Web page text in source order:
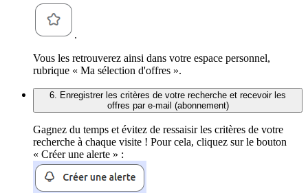
.
Vous les retrouverez ainsi dans votre espace personnel,
rubrique « Ma sélection d'offres ».
6. Enregistrer les critères de votre recherche et recevoir les
offres par e-mail (abonnement)
Gagnez du temps et évitez de ressaisir les critères de votre
recherche à chaque visite ! Pour cela, cliquez sur le bouton
« Créer une alerte » :